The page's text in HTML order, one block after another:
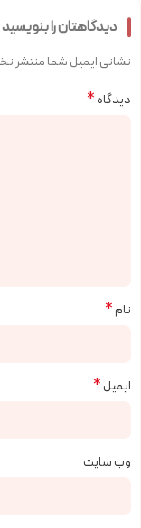
دیدگاهتان را بنویسید
نشانی ایمیل شما منتشر
دیدگاه*
نام*
ایمیل*
وب‌ سایت